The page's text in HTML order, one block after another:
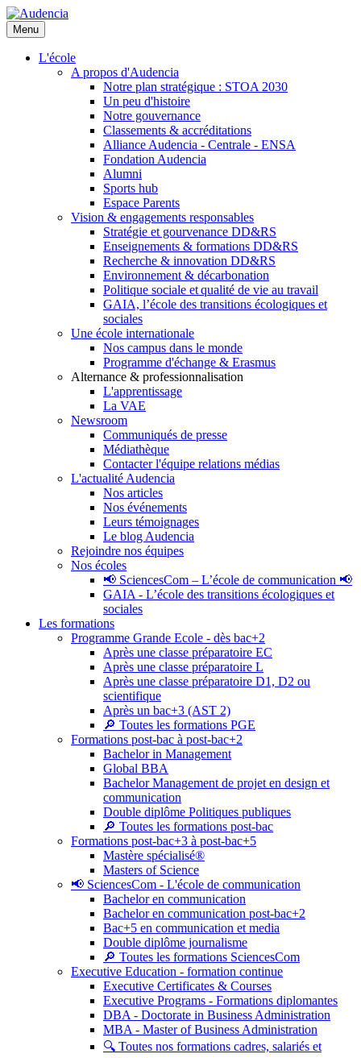
Aller
au
contenu
principal
Menu
L'école
A propos d'Audencia
Notre plan stratégique : STOA 2030
Un peu d'histoire
Notre gouvernance
Classements & accréditations
Alliance Audencia - Centrale - ENSA
Fondation Audencia
Alumni
Sports hub
Espace Parents
Vision & engagements responsables
Stratégie et gourvenance DD&RS
Enseignements & formations DD&RS
Recherche & innovation DD&RS
Environnement & décarbonation
Politique sociale et qualité de vie au travail
GAIA, l’école des transitions écologiques et
sociales
Une école internationale
Nos campus dans le monde
Programme d'échange & Erasmus
Alternance & professionnalisation
L'apprentissage
La VAE
Newsroom
Communiqués de presse
Médiathèque
Contacter l'équipe relations médias
L'actualité Audencia
Nos articles
Nos événements
Leurs témoignages
Le blog Audencia
Rejoindre nos équipes
Nos écoles
📢 SciencesCom – L’école de communication 📢
GAIA - L’école des transitions écologiques et
sociales
Les formations
Programme Grande Ecole - dès bac+2
Après une classe préparatoire EC
Après une classe préparatoire L
Après une classe préparatoire D1, D2 ou
scientifique
Après un bac+3 (AST 2)
🔎 Toutes les formations PGE
Formations post-bac à post-bac+2
Bachelor in Management
Global BBA
Bachelor Management de projet en design et
communication
Double diplôme Politiques publiques
🔎 Toutes les formations post-bac
Formations post-bac+3 à post-bac+5
Mastère spécialisé®
Masters of Science
📢 SciencesCom - L'école de communication
Bachelor en communication
Bachelor en communication post-bac+2
Bac+5 en communication et media
Double diplôme journalisme
🔎 Toutes les formations SciencesCom
Executive Education - formation continue
Executive Certificates & Courses
Executive Programs - Formations diplomantes
DBA - Doctorate in Business Administration
MBA - Master of Business Administration
🔍 Toutes nos formations cadres, salariés et